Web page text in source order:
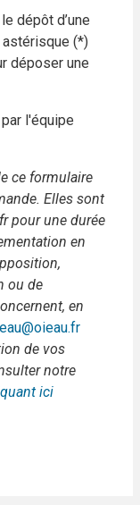
dépôt d’une
astérisque (*)
déposer une
l'équipe
ce formulaire
Elles sont
pour une durée
en
ou de
en
de vos
notre
ici